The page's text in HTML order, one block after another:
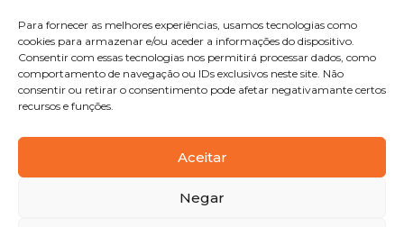
Para fornecer as melhores experiências, usamos tecnologias como
cookies para armazenar e/ou aceder a informações do dispositivo.
Consentir com essas tecnologias nos permitirá processar dados, como
comportamento de navegação ou IDs exclusivos neste site. Não
consentir ou retirar o consentimento pode afetar negativamante certos
recursos e funções.
Aceitar
Negar
Copyright © 2025 Sabores Santa Clara
. Todos os direitos
reservadosPolítica de Privacidade |Termos e condições
Designed byShift Your Branding Agency